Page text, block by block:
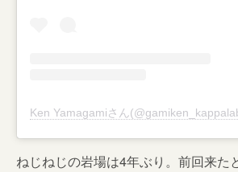
ねじねじの岩場は4年ぶり。前回来た